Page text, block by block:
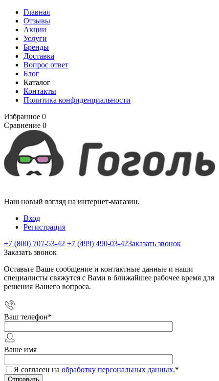
Главная
Отзывы
Акции
Услуги
Бренды
Доставка
Вопрос ответ
Блог
Каталог
Контакты
Политика конфиденциальности
Избранное 0
Сравнение 0
Наш новый взгляд на интернет-магазин.
Вход
Регистрация
+7 (800) 707-53-42 +7 (499) 490-03-42Заказать звонок
Заказать звонок
Оставьте Ваше сообщение и контактные данные и наши
специалисты свяжутся с Вами в ближайшее рабочее время для
решения Вашего вопроса.
Ваш телефон*
Ваше имя
Я согласен на обработку персональных данных.*